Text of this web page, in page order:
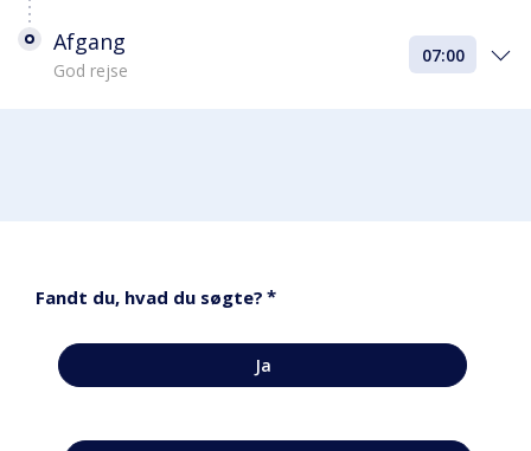
Afgang
God rejse
07:00
Fandt du, hvad du søgte? *
Ja